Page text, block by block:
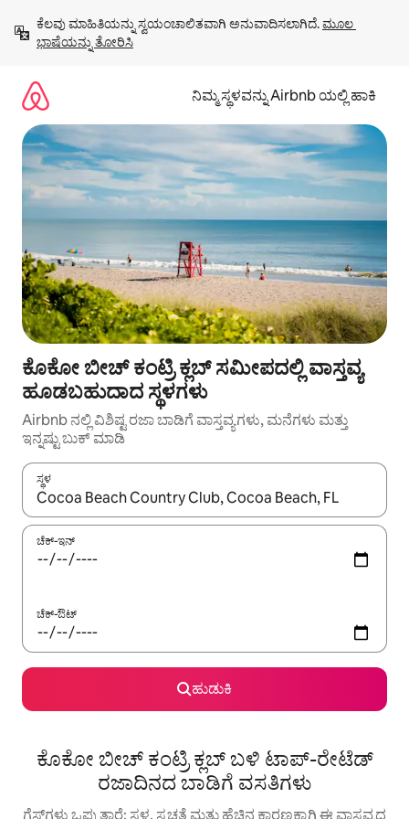
ಹೋಗಿ
ಕೆಲವು ಮಾಹಿತಿಯನ್ನು ಸ್ವಯಂಚಾಲಿತವಾಗಿ ಅನುವಾದಿಸಲಾಗಿದೆ. ಮೂಲ
ಭಾಷೆಯನ್ನು ತೋರಿಸಿ
ನಿಮ್ಮ ಸ್ಥಳವನ್ನು Airbnb ಯಲ್ಲಿ ಹಾಕಿ
ಕೊಕೋ ಬೀಚ್ ಕಂಟ್ರಿ ಕ್ಲಬ್ ಸಮೀಪದಲ್ಲಿ ವಾಸ್ತವ್ಯ
ಹೂಡಬಹುದಾದ ಸ್ಥಳಗಳು
Airbnb ನಲ್ಲಿ ವಿಶಿಷ್ಟ ರಜಾ ಬಾಡಿಗೆ ವಾಸ್ತವ್ಯಗಳು, ಮನೆಗಳು ಮತ್ತು
ಇನ್ನಷ್ಟು ಬುಕ್ ಮಾಡಿ
ಸ್ಥಳ
ಫಲಿತಾಂಶಗಳು ಲಭ್ಯವಿರುವಾಗ, ಅಪ್ ಮತ್ತು ಡೌನ್ ಬಾಣದ ಕೀಲಿಗಳೊಂದಿಗೆ
ಚೆಕ್-ಇನ್
ಚೆಕ್-ಔಟ್
ಹುಡುಕಿ
ಕೊಕೋ ಬೀಚ್ ಕಂಟ್ರಿ ಕ್ಲಬ್ ಬಳಿ ಟಾಪ್-ರೇಟೆಡ್
ರಜಾದಿನದ ಬಾಡಿಗೆ ವಸತಿಗಳು
ಗೆಸ್ಟ್‌ಗಳು ಒಪ್ಪುತ್ತಾರೆ: ಸ್ಥಳ, ಸ್ವಚ್ಛತೆ ಮತ್ತು ಹೆಚ್ಚಿನ ಕಾರಣಕ್ಕಾಗಿ ಈ ವಾಸ್ತವ್ಯದ